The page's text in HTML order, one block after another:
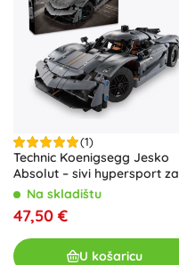
(1)
Technic Koenigsegg Jesko
Absolut – sivi hypersport za
djecu od 10 godina
Na skladištu
47,50 €
U košaricu